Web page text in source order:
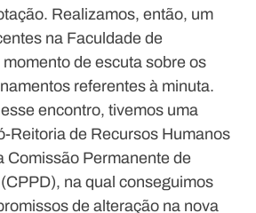
Realizamos, então, um
na Faculdade de
de escuta sobre os
referentes à minuta.
encontro, tivemos uma
Reitoria de Recursos Humanos
Comissão Permanente de
na qual conseguimos
de alteração na nova